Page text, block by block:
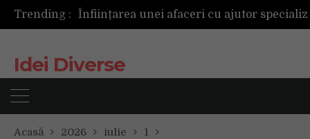
Trending :
Următoarea fotografie poate fi cea mai reușită de până acum
Mașinile de spălat și uscătoarele bazate pe inteligență artificială îți cunosc hainele mai bine decât tine
Idei Diverse
Acasă 2026 iulie
1